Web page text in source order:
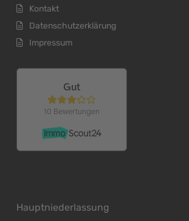
Kontakt
Datenschutzerklärung
Impressum
Hauptniederlassung